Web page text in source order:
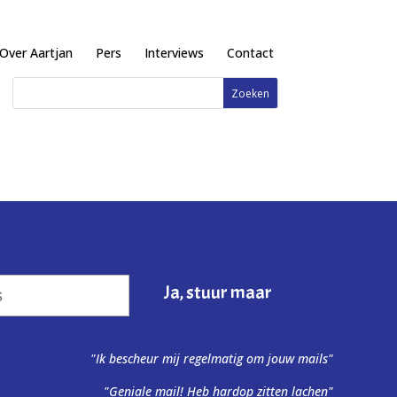
Over Aartjan Pers Interviews Contact
"Ik bescheur mij regelmatig om jouw mails"
"Geniale mail! Heb hardop zitten lachen"